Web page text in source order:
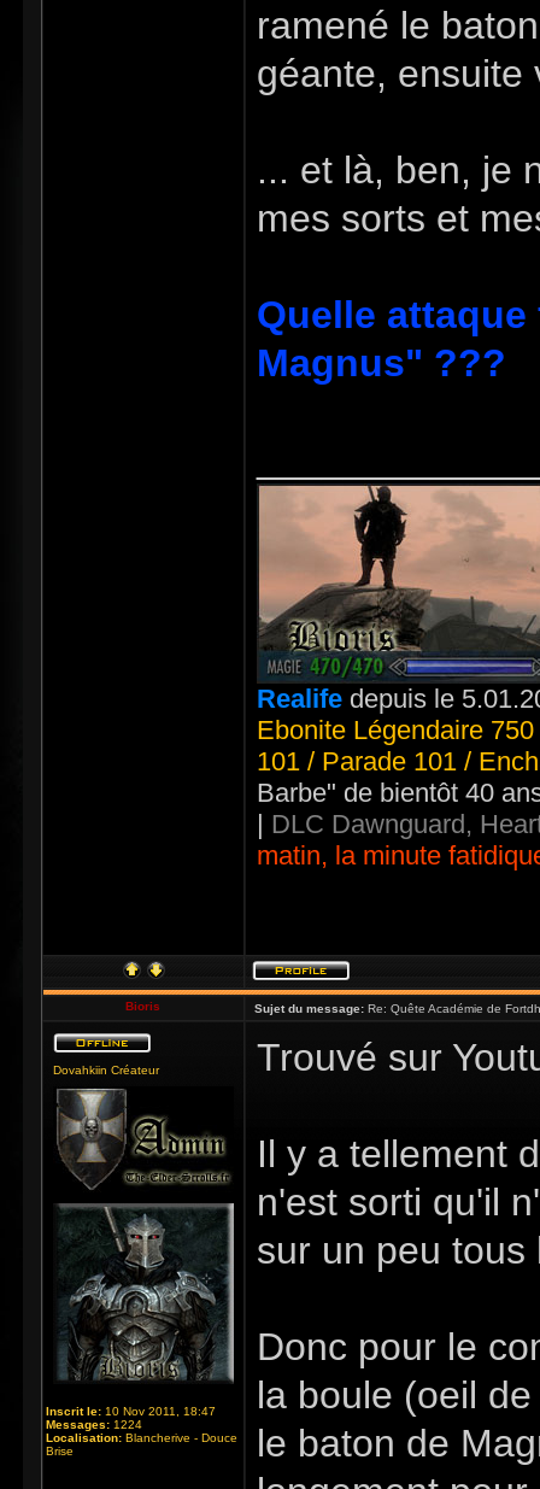
ramené le
géante, ensuite
... et là, ben, je
mes sorts et
Quelle
Magnus" ???
Realife depuis le
Ebonite Légendaire
101 / Parade 101 /
Barbe" de bientôt 40
| DLC Dawnguard,
matin, la minute
Bioris Sujet du message: Re: Quête Académie de
Dovahkiin Créateur
Inscrit le: 10 Nov 2011, 18:47
Messages: 1224
Localisation: Blancherive - Douce
Brise
Trouvé sur
Il y a tellement
n'est sorti qu'il
sur un peu
Donc pour le
la boule (oeil
le baton de